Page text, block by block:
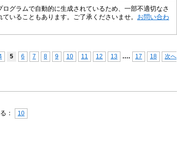
ログラムで自動的に生成されているため、一部不適切なさ
ていることもあります。ご了承くださいませ。 お問い合わ
5 6 7 8 9 10 11 12 13 .... 17 18
次へ
： 10